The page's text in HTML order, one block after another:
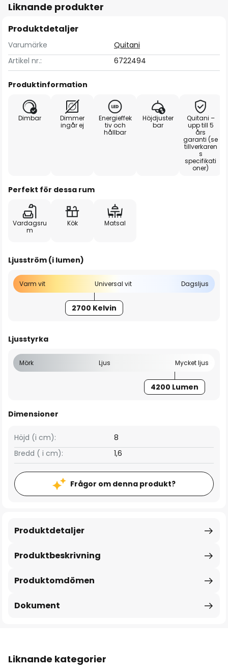
Liknande produkter
Produktdetaljer
Varumärke
Quitani
Artikel nr.:
6722494
Produktinformation
Dimbar
Dimmer
ingår ej
Energieffek
tiv och
hållbar
Höjdjuster
bar
Quitani –
upp till 5
års
garanti (se
tillverkaren
s
specifikati
oner)
Perfekt för dessa rum
Vardagsru
m
Kök Matsal
Ljusström (i lumen)
Varm vit Universal vit Dagsljus
2700 Kelvin
Ljusstyrka
Mörk Ljus Mycket ljus
4200 Lumen
Dimensioner
Bredd ( i cm): 1,6
Höjd (i cm): 8
Frågor om denna produkt?
Produktbeskrivning
Produktdetaljer
Produktomdömen
Dokument
Liknande kategorier